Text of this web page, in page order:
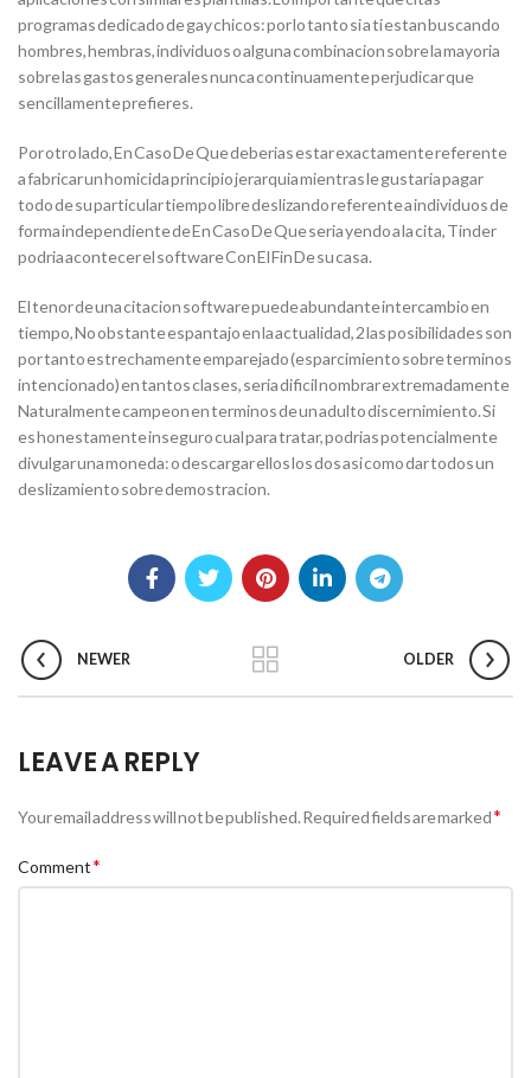
programas dedicado de gay chicos: por lo tanto si a ti estan buscando
hombres, hembras, individuos o alguna combinacion sobre la mayoria
sobre las gastos generales nunca continuamente perjudicar que
sencillamente prefieres.
Por otro lado, En Caso De Que deberias estar exactamente referente
a fabricar un homicida principio jerarqui­a mientras le gustaria pagar
todo de su particular tiempo libre deslizando referente a individuos de
forma independiente de En Caso De Que seri­a yendo a la cita, Tinder
podria acontecer el software Con El Fin De su casa.
El tenor de una citacion software puede abundante intercambio en
tiempo, No obstante espantajo en la actualidad, 2 las posibilidades son
por tanto estrechamente emparejado (esparcimiento sobre terminos
intencionado) en tantos clases, seri­a dificil nombrar extremadamente
Naturalmente campeon en terminos de un adulto discernimiento. Si
es honestamente inseguro cual para tratar, podrias potencialmente
divulgar una moneda: o descargar ellos los dos asi­ como dar todos un
deslizamiento sobre demostracion.
NEWER OLDER
LEAVE A REPLY
Your email address will not be published.Required fields are marked*
Comment*